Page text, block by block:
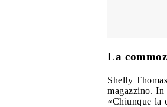
La
Shelly
magazzino. In
«Chiunque la